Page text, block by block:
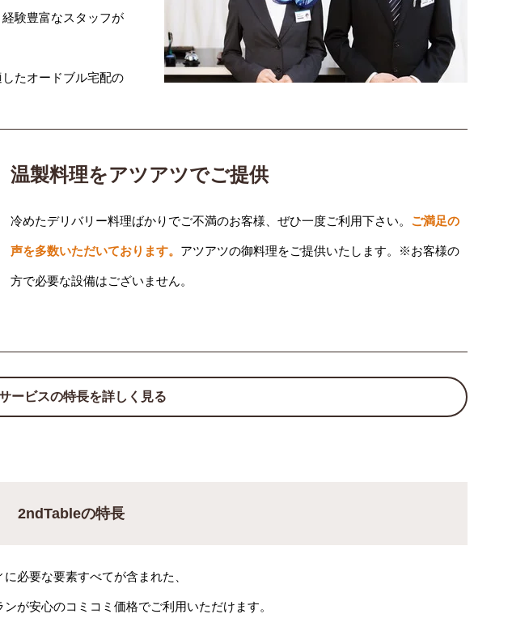
験豊富なスタッフが
たオードブル宅配の
温製料理をアツアツでご提供
冷めたデリバリー料理ばかりでご不満のお客様、ぜひ一度ご利用下さい。 ご満足の
声を多数いただいております。 アツアツの御料理をご提供いたします。※お客様の
方で必要な設備はございません。
ービスの特長を詳しく見る
2ndTableの特長
に必要な要素すべてが含まれた、
が安心のコミコミ価格でご利用いただけます。